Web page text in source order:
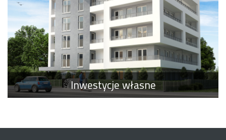
Inwestycje własne